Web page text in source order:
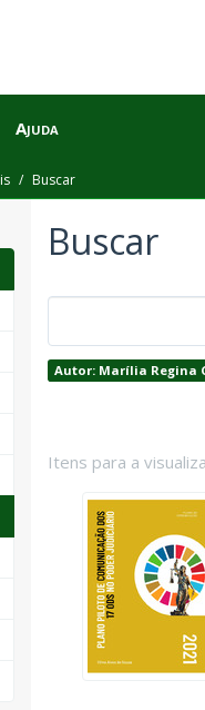
Ajuda
Buscar
Buscar
Autor: Marília Regina
Itens para a